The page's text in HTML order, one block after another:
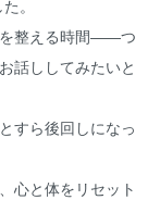
。
を整える時間――つ
話ししてみたいと
すら後回しになっ
心と体をリセット